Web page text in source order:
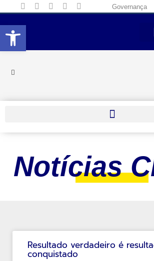
Abrir a barra de
Governança
Notícias
Resultado verdadeiro é
conquistado